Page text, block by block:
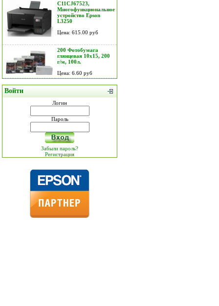
C11CJ67523,
Многофункциональное
устройство Epson
L3250
Цена: 615.00 руб
200 Фотобумага
глянцевая 10х15, 200
г/м, 100л.
Цена: 6.60 руб
Войти
Логин
Пароль
Забыли пароль?
Регистрация